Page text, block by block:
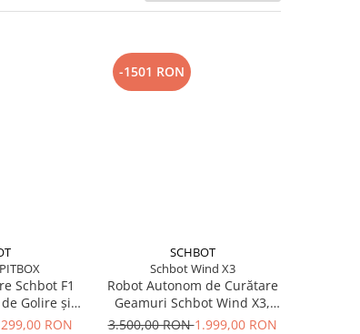
Schbot F1
Golire și
Aspirator
RON
-1501 RON
SCHBOT
Schbot Wind X3
Robot Autonom de Curătare
Geamuri Schbot Wind X3,
Pulverizare Automata a Apei,
3.500,00 RON1.999,00 RON